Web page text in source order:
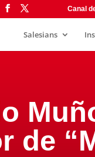
Canal
Salesians
de